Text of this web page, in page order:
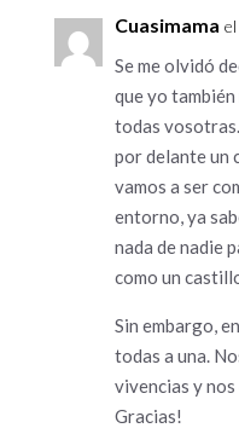
Cuasimama
Se me olvidó
que yo
todas vosotras.
por delante un
vamos a ser
entorno, ya
nada de nadie
como un
Sin embargo,
todas a una.
vivencias y nos
Gracias!